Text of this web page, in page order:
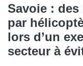
Savoie :
par
lors d’un
secteur à